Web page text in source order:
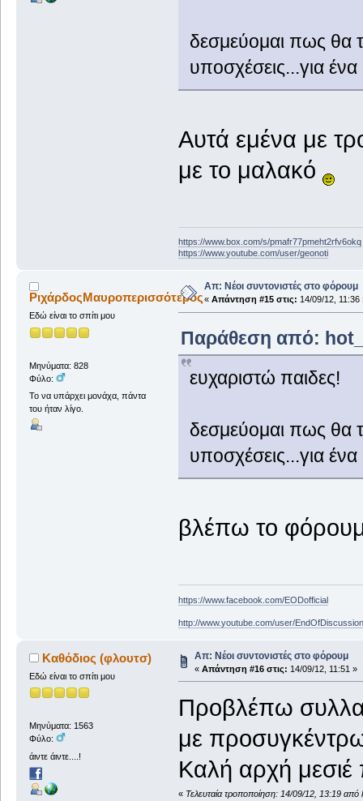
δεσμεύομαι πως θα
υποσχέσεις...για
Αυτά εμένα με
με το μαλακό
https://www.box.com/s/pmafr77pmeht2rfv6okq
https://www.youtube.com/user/geonoti
ΡιχάρδοςΜαυροπερισσότερος
Εδώ είναι το σπίτι μου
Μηνύματα: 828
Φύλο:
Το να υπάρχει μονάχα, πάντα
του ήταν λίγο.
Απ: Νέοι συντονιστές στο φόρουμ
« Απάντηση #15 στις: 14/09/12, 11:36
Παράθεση από:
ευχαριστώ παιδες!
δεσμεύομαι πως θα
υποσχέσεις...για
βλέπω το
https://www.facebook.com/EODofficial
http://www.youtube.com/user/
Καθόδιος (φλουτσ)
Εδώ είναι το σπίτι μου
Μηνύματα: 1563
Φύλο:
άιντε άιντε....!
Απ: Νέοι συντονιστές στο φόρουμ
« Απάντηση #16 στις: 14/09/12, 11:51 »
Προβλέπω
με
Καλή αρχή μεσιέ
« Τελευταία τροποποίηση: 14/09/12, 13:19